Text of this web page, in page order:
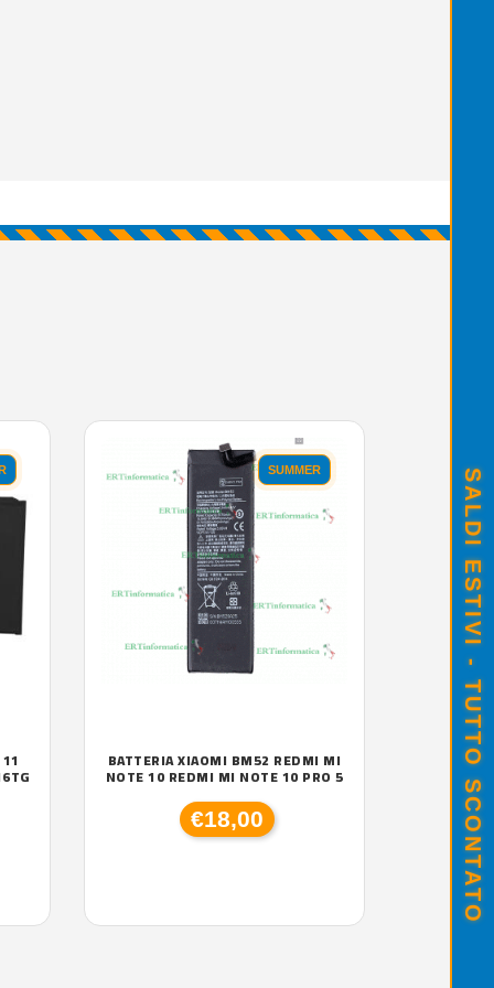
SUMMER
BATTERIA XIAOMI BM52 REDMI MI
NOTE 10 REDMI MI NOTE 10 PRO 5
€18,00
SALDI ESTIVI - TUTTO SCONTATO